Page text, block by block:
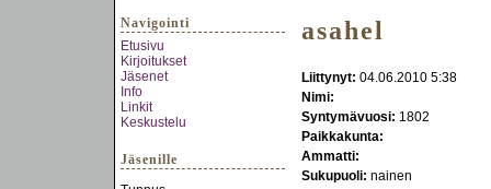
Navigointi
Etusivu
Kirjoitukset
Jäsenet
Info
Linkit
Keskustelu
Jäsenille
asahel
Liittynyt: 04.06.2010 5:38
Nimi:
Syntymävuosi: 1802
Paikkakunta:
Ammatti:
Sukupuoli: nainen